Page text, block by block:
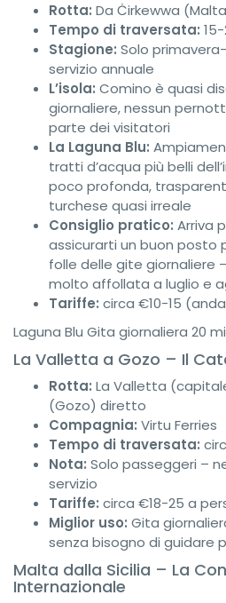
Rotta: Da Ċirkewwa
Tempo di traversata:
Stagione: Solo
servizio annuale
L’isola: Comino è quasi
giornaliere, nessun
parte dei visitatori
La Laguna Blu:
tratti d’acqua più belli
poco profonda,
turchese quasi irreale
Consiglio pratico: Arriva
assicurarti un buon posto
folle delle gite giornaliere
molto affollata a luglio e
Tariffe: circa €10-15
Laguna Blu Gita giornaliera 20
La Valletta a Gozo – Il
Rotta: La Valletta
(Gozo) diretto
Compagnia: Virtu Ferries
Tempo di traversata:
Nota: Solo passeggeri –
servizio
Tariffe: circa €18-25 a
Miglior uso: Gita
senza bisogno di guidare
Malta dalla Sicilia – La
Internazionale